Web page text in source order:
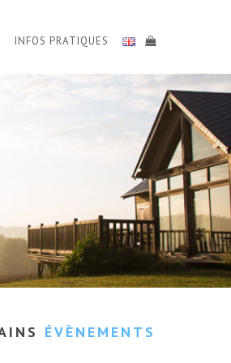
INFOS PRATIQUES
ÉVÈNEMENTS